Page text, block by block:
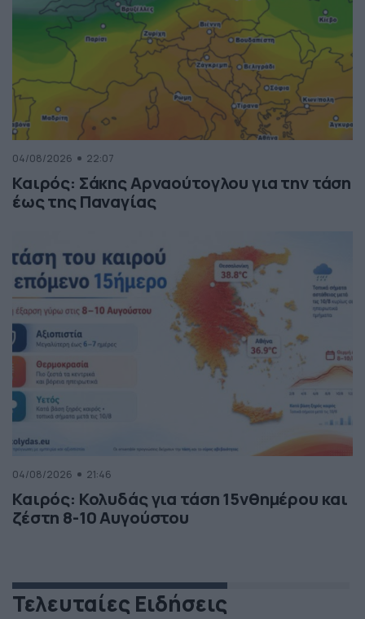
04/08/2026 22:07
Καιρός: Σάκης Αρναούτογλου για την τάση
έως της Παναγίας
04/08/2026 21:46
Καιρός: Κολυδάς για τάση 15νθημέρου και
ζέστη 8-10 Αυγούστου
Τελευταίες Ειδήσεις